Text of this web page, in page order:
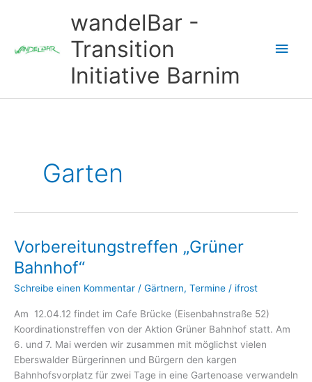
wandelBar -
Transition
Initiative Barnim
Garten
Vorbereitungstreffen „Grüner
Bahnhof“
Schreibe einen Kommentar / Gärtnern, Termine / ifrost
Am 12.04.12 findet im Cafe Brücke (Eisenbahnstraße 52)
Koordinationstreffen von der Aktion Grüner Bahnhof statt. Am
6. und 7. Mai werden wir zusammen mit möglichst vielen
Eberswalder Bürgerinnen und Bürgern den kargen
Bahnhofsvorplatz für zwei Tage in eine Gartenoase verwandeln